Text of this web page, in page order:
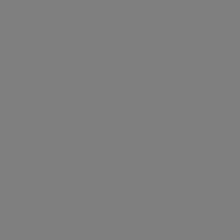
de Buzet, Petit Baron est
dédié à la valorisation durable du
aux barons de la région, figures
Chaque cuvée reflète la
de la nature et des hommes.